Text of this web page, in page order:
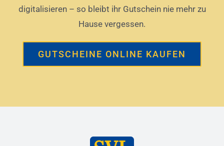
digitalisieren – so bleibt ihr Gutschein nie mehr zu
Hause vergessen.
GUTSCHEINE ONLINE KAUFEN